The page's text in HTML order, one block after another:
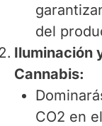
del
Iluminación
Cannabis:
CO2 en